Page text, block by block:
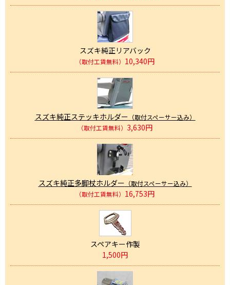
スズキ純正リアバック
（取付工賃無料） 10,340円
スズキ純正ステッキホルダー （取付スペーサー込み）
（取付工賃無料） 3,630円
スズキ純正多脚杖ホルダー （取付スペーサー込み）
（取付工賃無料） 16,753円
スペアキー作製
1,500円